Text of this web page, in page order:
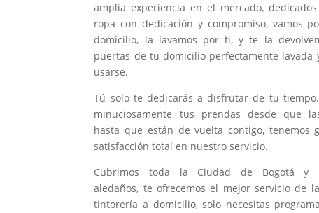
amplia experiencia en el mercado,
ropa con dedicación y compromiso, vamos
domicilio, la lavamos por ti, y te la
puertas de tu domicilio perfectamente lavada
usarse.
Tú solo te dedicarás a disfrutar de tu
minuciosamente tus prendas desde que
hasta que están de vuelta contigo, tenemos
satisfacción total en nuestro servicio.
Cubrimos toda la Ciudad de Bogotá y
aledaños, te ofrecemos el mejor servicio de
tintorería a domicilio, solo necesitas